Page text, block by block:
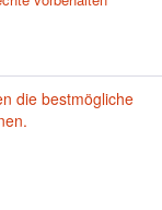
die bestmögliche